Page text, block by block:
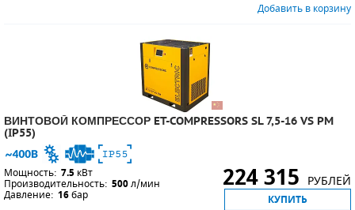
Добавить в корзину
ВИНТОВОЙ КОМПРЕССОР ET-COMPRESSORS SL 7,5-16 VS PM
(IP55)
Мощность: 7.5 кВт
Производительность: 500л/мин
Давление: 16бар
224 315 РУБЛЕЙ
КУПИТЬ